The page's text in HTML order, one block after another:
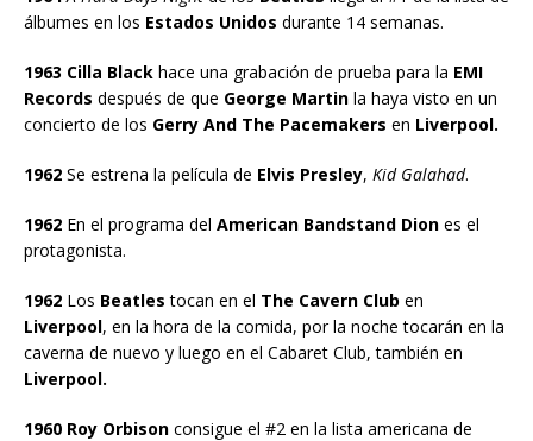
álbumes en los Estados Unidos durante 14 semanas.
1963 Cilla Black hace una grabación de prueba para la EMI
Records después de que George Martin la haya visto en un
concierto de los Gerry And The Pacemakers en Liverpool.
1962 Se estrena la película de Elvis Presley, Kid Galahad.
1962 En el programa del American Bandstand Dion es el
protagonista.
1962 Los Beatles tocan en el The Cavern Club en
Liverpool, en la hora de la comida, por la noche tocarán en la
caverna de nuevo y luego en el Cabaret Club, también en
Liverpool.
1960 Roy Orbison consigue el #2 en la lista americana de